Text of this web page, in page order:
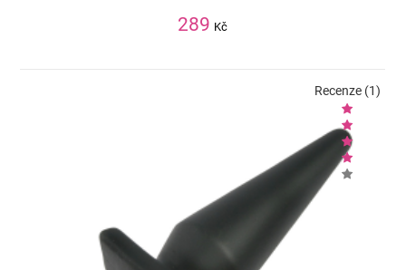
289 Kč
Recenze (1)